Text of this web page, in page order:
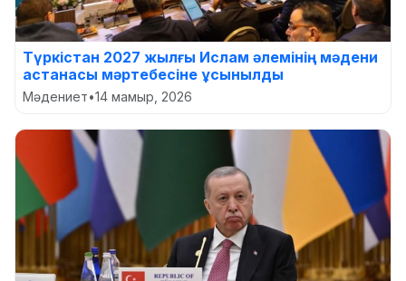
Түркістан 2027 жылғы Ислам әлемінің мәдени
астанасы мәртебесіне ұсынылды
Мәдениет•14 мамыр, 2026